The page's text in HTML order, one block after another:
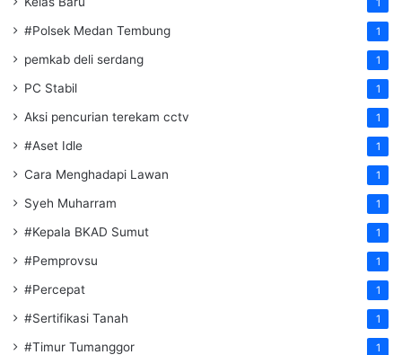
1
#Polsek Medan Tembung 1
pemkab deli serdang 1
PC Stabil 1
Aksi pencurian terekam cctv 1
#Aset Idle 1
Cara Menghadapi Lawan 1
Syeh Muharram 1
#Kepala BKAD Sumut 1
#Pemprovsu 1
#Percepat 1
#Sertifikasi Tanah 1
#Timur Tumanggor 1